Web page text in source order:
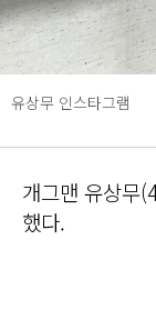
유상무 인스타그램
개그맨 유상무
했다.